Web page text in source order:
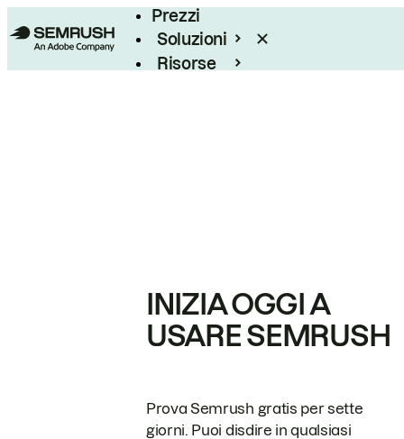
Prezzi
Soluzioni
Risorse
INIZIA OGGI A
USARE SEMRUSH
Prova Semrush gratis per sette
giorni. Puoi disdire in qualsiasi